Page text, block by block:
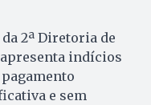
2ª Diretoria de
indícios
e sem